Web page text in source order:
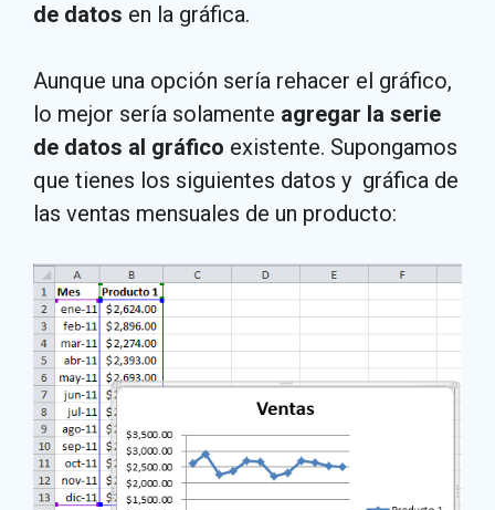
de datos en la gráfica.
Aunque una opción sería rehacer el gráfico,
lo mejor sería solamente agregar la serie
de datos al gráfico existente. Supongamos
que tienes los siguientes datos y gráfica de
las ventas mensuales de un producto: